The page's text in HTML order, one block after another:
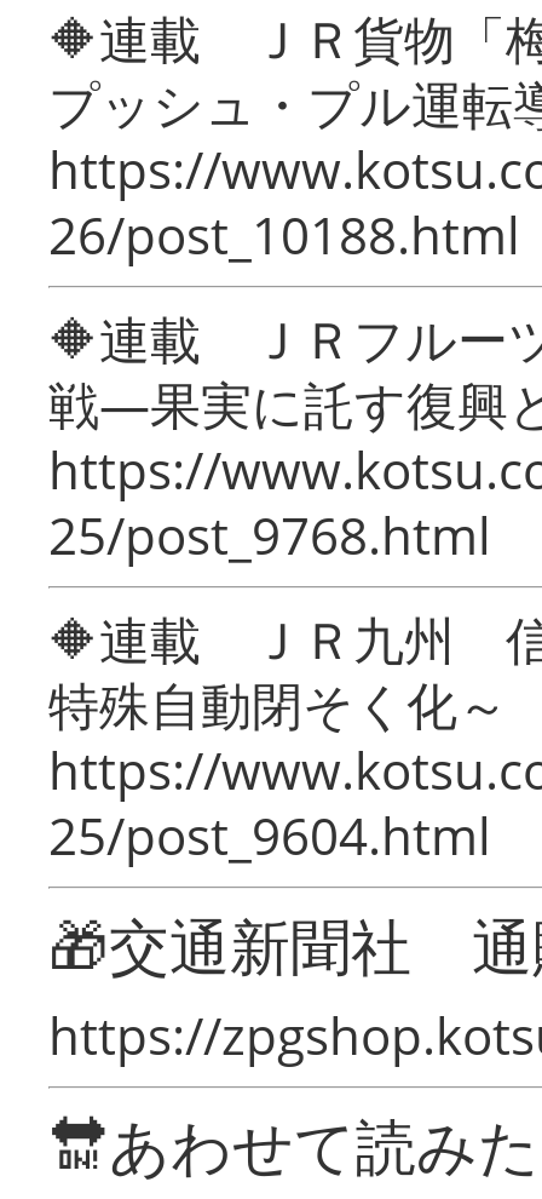
🔶連載 ＪＲ貨物「
プッシュ・プル運転
https://
26/post_10188.html
🔶連載 ＪＲフルー
戦―果実に託す復興
https://
25/post_9768.html
🔶連載 ＪＲ九州 信
特殊自動閉そく化～
https://
25/post_9604.html
🎁交通新聞社
https://
🔛あわせて読み